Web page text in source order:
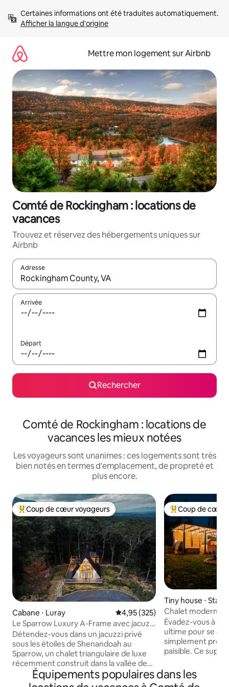
directement
Afficher la langue d'origine
Mettre mon logement sur Airbnb
Comté de Rockingham : locations de
vacances
Trouvez et réservez des hébergements uniques sur
Airbnb
Adresse
Lorsque les résultats s'affichent, utilisez les flèches vers le
Arrivée
Départ
Rechercher
Comté de Rockingham : locations de
vacances les mieux notées
Les voyageurs sont unanimes : ces logements sont très
bien notés en termes d'emplacement, de propreté et
plus encore.
Coups de cœur voyageurs les plus appréciés
Coup de cœur voyageurs
Cabane ⋅ Luray Évaluation moyenne sur la
4,95 (325)
Le Sparrow Luxury A-Frame avec jacuzzi
à Shenandoah
Détendez-vous dans un jacuzzi privé
sous les étoiles de Shenandoah au
Sparrow, un chalet triangulaire de luxe
récemment construit dans la vallée de
Shenandoah en Virginie, à une courte
distance en voiture de Washington, DC.
Coups de cœur
Coup de cœur
Tiny house ⋅
Chalet moderne
vue imprenable
Évadez-vous à
ultime pour se
simplement
paisible. Ce
Blue Ridge, un
apaisant. À
Équipements populaires dans les